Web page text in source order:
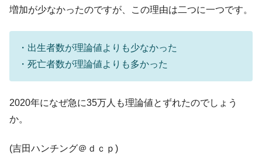
Fact1
甲子園通算本塁打、最多の清原に次いで多く打っ
Fact1 セレクトセールの高額取引馬が稼いだ金額とは？
増加が少なかったのですが、この理由は二つに一つです。
・出生者数が理論値よりも少なかった
・死亡者数が理論値よりも多かった
2020年になぜ急に35万人も理論値とずれたのでしょう
か。
(吉田ハンチング＠ｄｃｐ)